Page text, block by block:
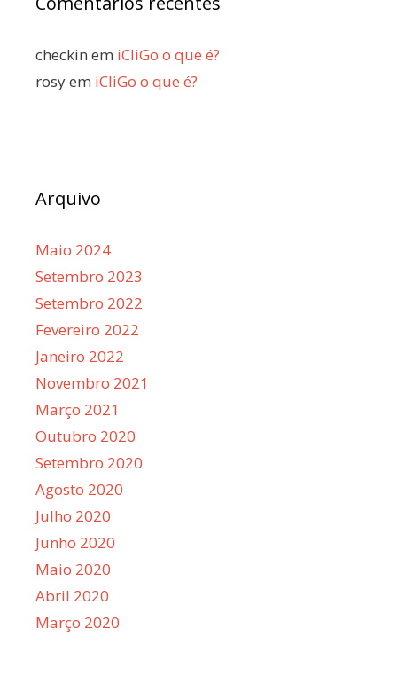
checkin em iCliGo o que é?
rosyem iCliGo o que é?
Arquivo
Maio 2024
Setembro 2023
Setembro 2022
Fevereiro 2022
Janeiro 2022
Novembro 2021
Março 2021
Outubro 2020
Setembro 2020
Agosto 2020
Julho 2020
Junho 2020
Maio 2020
Abril 2020
Março 2020